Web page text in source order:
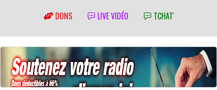
DONS LIVE VIDÉO TCHAT'